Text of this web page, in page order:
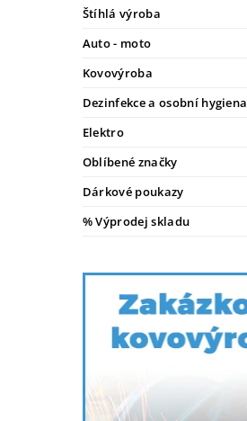
Štíhlá výroba
Auto - moto
Kovovýroba
Dezinfekce a osobní hygiena
Elektro
Oblíbené značky
Dárkové poukazy
% Výprodej skladu